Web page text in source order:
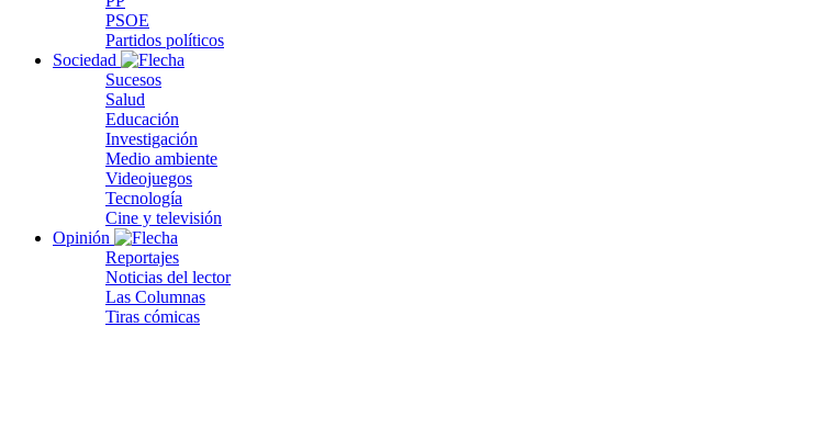
PSOE
Partidos políticos
Sociedad
Sucesos
Salud
Educación
Investigación
Medio ambiente
Videojuegos
Tecnología
Cine y televisión
Opinión
Reportajes
Noticias del lector
Las Columnas
Tiras cómicas